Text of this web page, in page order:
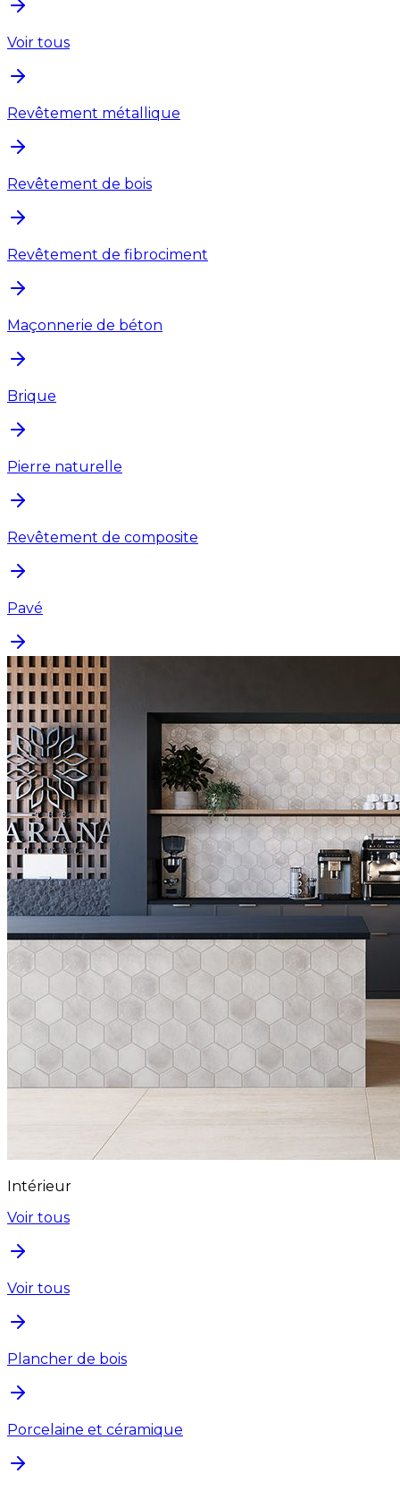
Voir tous
Revêtement métallique
Revêtement de bois
Revêtement de fibrociment
Maçonnerie de béton
Brique
Pierre naturelle
Revêtement de composite
Pavé
Intérieur
Voir tous
Voir tous
Plancher de bois
Porcelaine et céramique